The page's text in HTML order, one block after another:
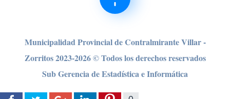
Municipalidad Provincial de Contralmirante Villar -
Zorritos 2023-2026 © Todos los derechos reservados
Sub Gerencia de Estadística e Informática